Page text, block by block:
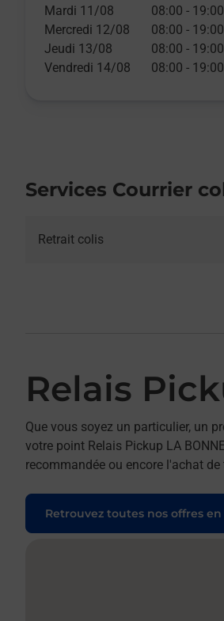
Mardi 11/08
08:00 - 19:00
Mercredi 12/08
08:00 - 19:00
Jeudi 13/08
08:00 - 19:00
Vendredi 14/08
08:00 - 19:00
Services Courrier
Retrait colis
Relais
Que vous soyez un particulier, un
votre point Relais Pickup LA
recommandée ou encore l'achat
Retrouvez toutes nos offres